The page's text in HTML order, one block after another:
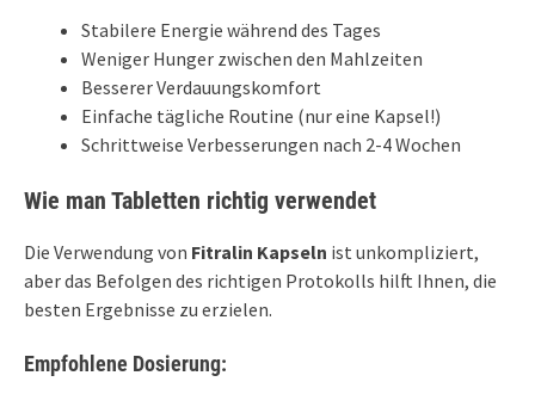
Stabilere Energie während des Tages
Weniger Hunger zwischen den Mahlzeiten
Besserer Verdauungskomfort
Einfache tägliche Routine (nur eine Kapsel!)
Schrittweise Verbesserungen nach 2-4 Wochen
Wie man Tabletten richtig verwendet
Die Verwendung von Fitralin Kapseln ist unkompliziert,
aber das Befolgen des richtigen Protokolls hilft Ihnen, die
besten Ergebnisse zu erzielen.
Empfohlene Dosierung: